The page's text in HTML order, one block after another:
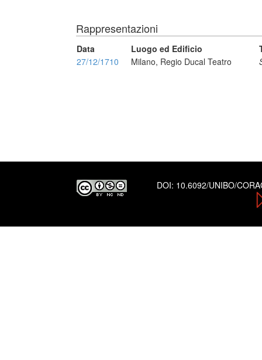
Rappresentazioni
Data Luogo ed Edificio
27/12/1710
Milano, Regio Ducal Teatro
DOI: 10.6092/UNIBO/